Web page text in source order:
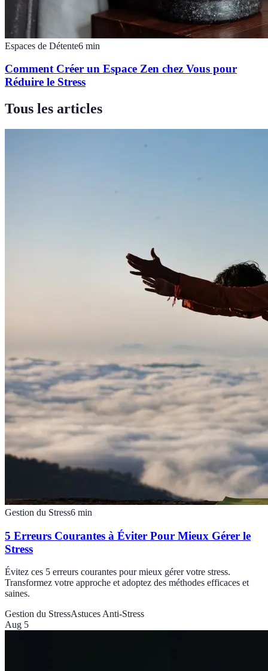
Espaces de Détente6 min
Comment Créer un Espace Zen chez Vous pour
Réduire le Stress
Tous les articles
Gestion du Stress6 min
5 Erreurs Courantes à Éviter Pour Mieux Gérer le
Stress
Évitez ces 5 erreurs courantes pour mieux gérer votre stress.
Transformez votre approche et adoptez des méthodes efficaces et
saines.
Gestion du StressAstuces Anti-Stress
Aug 5